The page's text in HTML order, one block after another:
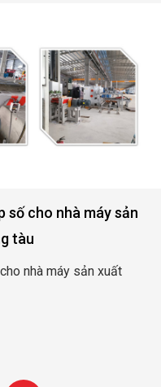
số cho nhà máy sản
tàu
nhà máy sản xuất